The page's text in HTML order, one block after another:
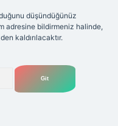
düşündüğünüz
adresine bildirmeniz halinde,
kaldırılacaktır.